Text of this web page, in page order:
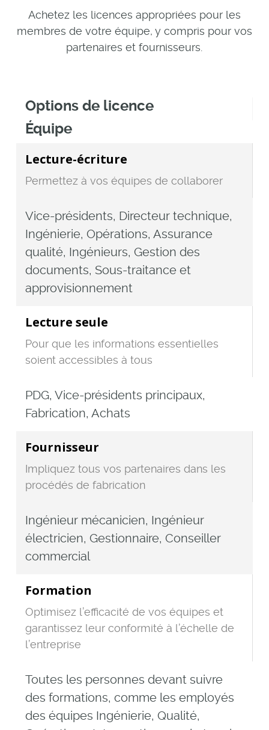
Achetez les licences appropriées pour les
membres de votre équipe, y compris pour vos
partenaires et fournisseurs.
Options de licence
Équipe
Lecture-écriture
Permettez à vos équipes de collaborer
Vice-présidents, Directeur technique,
Ingénierie, Opérations, Assurance
qualité, Ingénieurs, Gestion des
documents, Sous-traitance et
approvisionnement
Lecture seule
Pour que les informations essentielles
soient accessibles à tous
PDG, Vice-présidents principaux,
Fabrication, Achats
Fournisseur
Impliquez tous vos partenaires dans les
procédés de fabrication
Ingénieur mécanicien, Ingénieur
électricien, Gestionnaire, Conseiller
commercial
Formation
Optimisez l’efficacité de vos équipes et
garantissez leur conformité à l’échelle de
l’entreprise
Toutes les personnes devant suivre
des formations, comme les employés
des équipes Ingénierie, Qualité,